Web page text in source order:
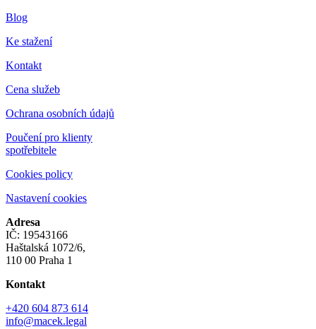
Blog
Ke stažení
Kontakt
Cena služeb
Ochrana osobních údajů
Poučení pro klienty
spotřebitele
Cookies policy
Nastavení cookies
Adresa
IČ: 19543166
Haštalská 1072/6,
110 00 Praha 1
Kontakt
+420 604 873 614
info@macek.legal